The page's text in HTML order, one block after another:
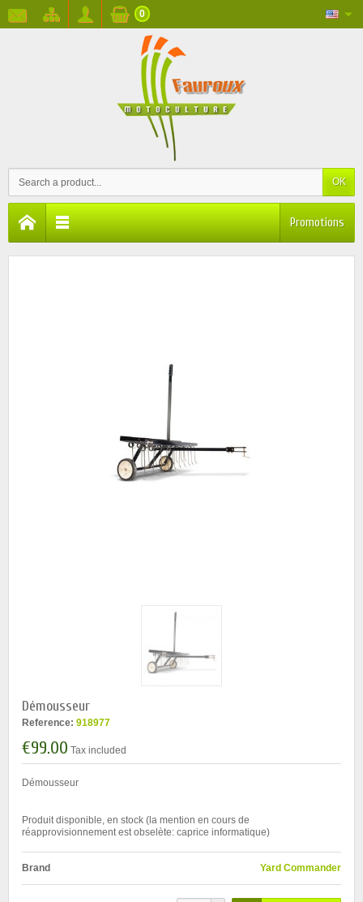
OK
0
Promotions
Démousseur
Reference: 918977
€99.00 Tax included
Démousseur
Produit disponible, en stock (la mention en cours de
réapprovisionnement est obselète: caprice informatique)
Brand Yard Commander